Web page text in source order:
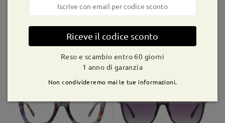
Consegnato
Riceve il codice sconto
Reso e scambio entro 60 giorni
1 anno di garanzia
Non condivideremo mai le tue informazioni.